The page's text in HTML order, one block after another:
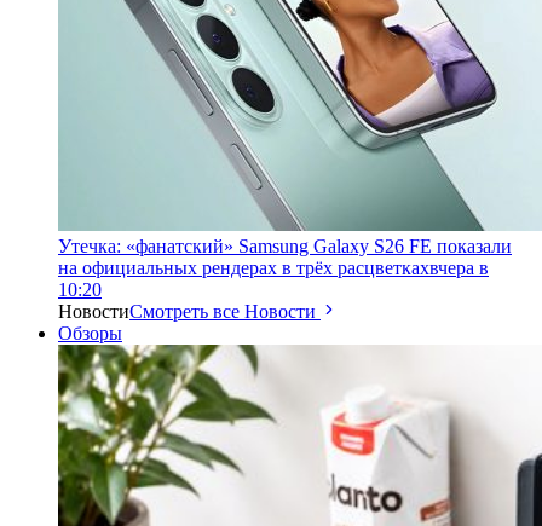
Утечка: «фанатский» Samsung Galaxy S26 FE показали
на официальных рендерах в трёх расцветкахвчера в
10:20
НовостиСмотреть все Новости
Обзоры